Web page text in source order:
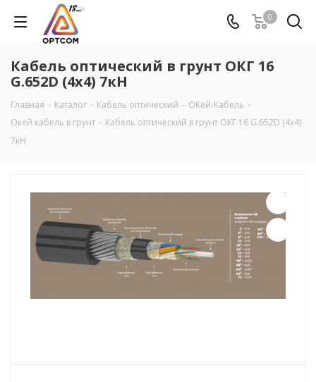
0
Кабель оптический в грунт ОКГ 16
G.652D (4х4) 7кН
Главная - Каталог - Кабель оптический - ОКей-Кабель -
Окей кабель в грунт - Кабель оптический в грунт ОКГ 16 G.652D (4х4)
7кН